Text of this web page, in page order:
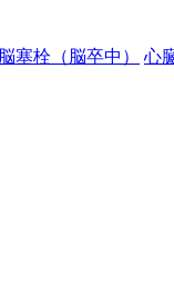
脳塞栓（脳卒中） 心